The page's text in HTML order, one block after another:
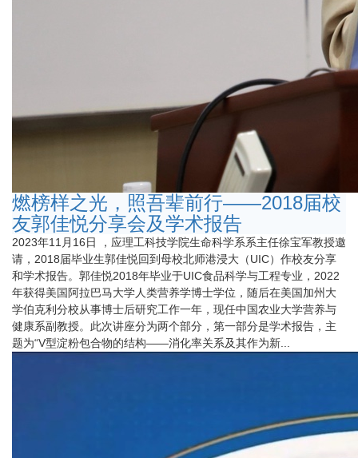
燃榜样之光，照吾辈前行——2018届校
友郭佳悦分享会及学术报告
2023年11月16日 ，应理工科技学院生命科学系系主任徐宝军教授邀
请，2018届毕业生郭佳悦回到母校北师港浸大（UIC）作校友分享
和学术报告。郭佳悦2018年毕业于UIC食品科学与工程专业，2022
年获得美国阿拉巴马大学人类营养学博士学位，随后在美国加州大
学伯克利分校从事博士后研究工作一年，现任中国农业大学营养与
健康系副教授。此次讲座分为两个部分，第一部分是学术报告，主
题为“V型淀粉包合物的结构——消化率关系及其作为新...